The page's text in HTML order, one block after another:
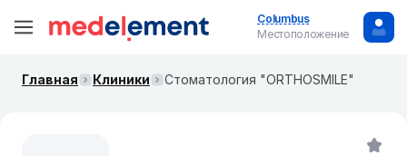
Columbus
Местоположение
Главная Клиники Стоматология "ORTHOSMILE"